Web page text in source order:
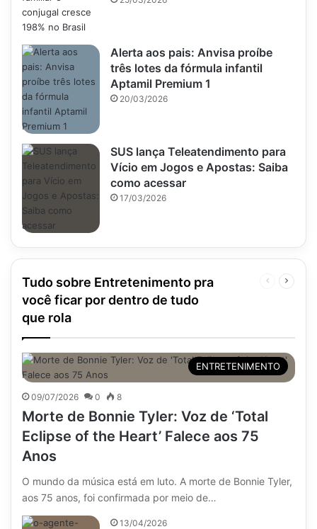
Alerta aos pais: Anvisa proíbe
três lotes da fórmula infantil
Aptamil Premium 1
20/03/2026
SUS lança Teleatendimento para
Vício em Jogos e Apostas: Saiba
como acessar
17/03/2026
Tudo sobre Entretenimento pra
você ficar por dentro de tudo
que rola
Página
ENTRETENIMENTO
09/07/2026 0 8
Morte de Bonnie Tyler: Voz de ‘Total
Eclipse of the Heart’ Falece aos 75
Anos
O mundo da música está em luto. A morte de Bonnie Tyler,
aos 75 anos, foi confirmada por meio de…
13/04/2026